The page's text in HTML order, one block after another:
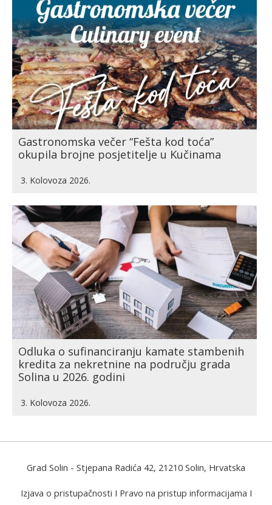
Gastronomska večer “Fešta kod toća”
okupila brojne posjetitelje u Kučinama
3. Kolovoza 2026.
Odluka o sufinanciranju kamate stambenih
kredita za nekretnine na području grada
Solina u 2026. godini
3. Kolovoza 2026.
Grad Solin - Stjepana Radića 42, 21210 Solin, Hrvatska
Izjava o pristupačnosti I Pravo na pristup informacijama I